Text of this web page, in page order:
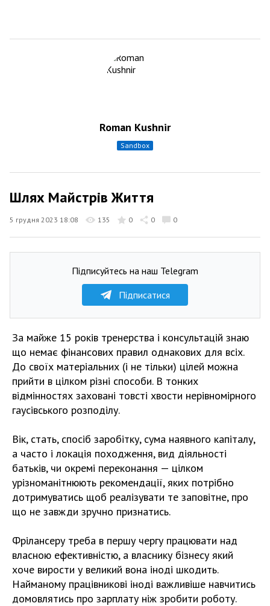
Roman Kushnir
sandbox
Шлях Майстрів Життя
5 грудня 2023 18:08 135 0 0 0
Підписуйтесь на наш Telegram
Підписатися
За майже 15 років тренерства і консультацій знаю
що немає фінансових правил однакових для всіх.
До своїх матеріальних (і не тільки) цілей можна
прийти в цілком різні способи. В тонких
відмінностях заховані товсті хвости нерівномірного
гаусівського розподілу.
Вік, стать, спосіб заробітку, сума наявного капіталу,
а часто і локація походження, вид діяльності
батьків, чи окремі переконання — цілком
урізноманітнюють рекомендації, яких потрібно
дотримуватись щоб реалізувати те заповітне, про
що не завжди зручно признатись.
Фрілансеру треба в першу чергу працювати над
власною ефективністю, а власнику бізнесу який
хоче вирости у великий вона іноді шкодить.
Найманому працівникові іноді важливіше навчитись
домовлятись про зарплату ніж зробити роботу.